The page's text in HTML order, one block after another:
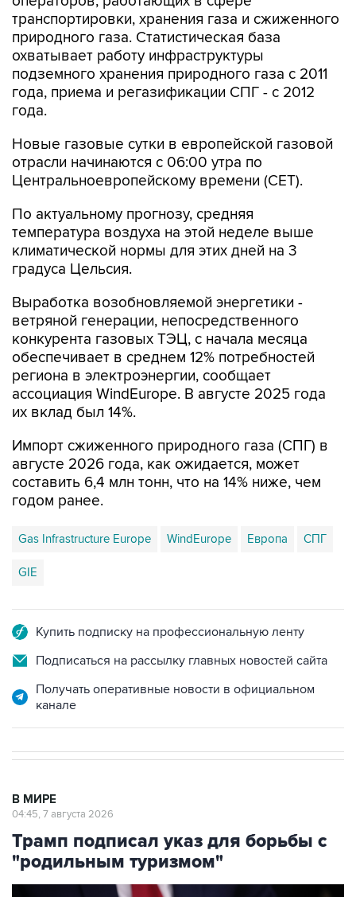
транспортировки, хранения газа и сжиженного
природного газа. Статистическая база
охватывает работу инфраструктуры
подземного хранения природного газа с 2011
года, приема и регазификации СПГ - с 2012
года.
Новые газовые сутки в европейской газовой
отрасли начинаются c 06:00 утра по
Центральноевропейскому времени (CET).
По актуальному прогнозу, средняя
температура воздуха на этой неделе выше
климатической нормы для этих дней на 3
градуса Цельсия.
Выработка возобновляемой энергетики -
ветряной генерации, непосредственного
конкурента газовых ТЭЦ, с начала месяца
обеспечивает в среднем 12% потребностей
региона в электроэнергии, сообщает
ассоциация WindEurope. В августе 2025 года
их вклад был 14%.
Импорт сжиженного природного газа (СПГ) в
августе 2026 года, как ожидается, может
составить 6,4 млн тонн, что на 14% ниже, чем
годом ранее.
Gas Infrastructure Europe WindEurope Европа СПГ
GIE
Купить подписку на профессиональную ленту
Подписаться на рассылку главных новостей сайта
Получать оперативные новости в официальном
канале
В МИРЕ
04:45, 7 августа 2026
Трамп подписал указ для борьбы с
"родильным туризмом"